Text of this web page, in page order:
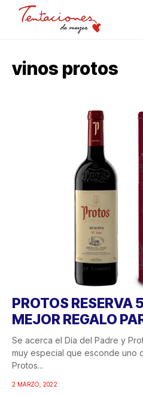
vinos protos
PROTOS RESERVA
MEJOR REGALO
Se acerca el Día del Padre y
muy especial que esconde uno
Protos...
2 MARZO, 2022